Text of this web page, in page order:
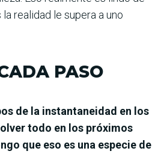
realidad le supera a uno
PASO
de la instantaneidad en los
todo en los próximos
que eso es una especie de